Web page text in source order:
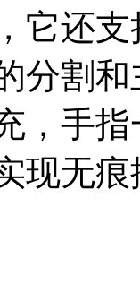
它还
分割
，手
现无